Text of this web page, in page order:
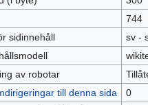
744
sidinnehåll
sv -
av robotar
till denna sida
0